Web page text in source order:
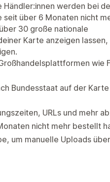
Händler:innen werden bei
seit über 6 Monaten nicht
30 große nationale
Karte anzeigen
wie
Bundesstaat auf der Karte
URLs und mehr
nicht mehr bestellt
um manuelle Uploads